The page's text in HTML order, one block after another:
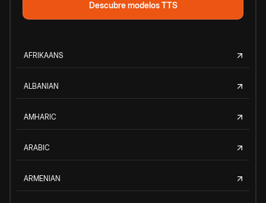
Descubre modelos TTS
AFRIKAANS
ALBANIAN
AMHARIC
ARABIC
ARMENIAN